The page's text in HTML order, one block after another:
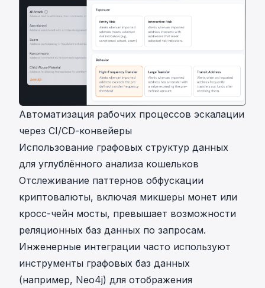
Автоматизация рабочих процессов эскалации
через CI/CD-конвейеры
Использование графовых структур данных
для углублённого анализа кошельков
Отслеживание паттернов обфускации
криптовалюты, включая микшеры монет или
кросс-чейн мосты, превышает возможности
реляционных баз данных по запросам.
Инженерные интеграции часто используют
инструменты графовых баз данных
(например, Neo4j) для отображения